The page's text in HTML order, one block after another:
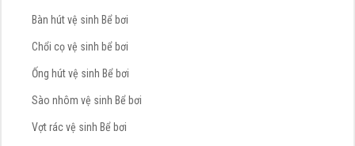
Bàn hút vệ sinh Bể bơi
Chổi cọ vệ sinh bể bơi
Ống hút vệ sinh Bể bơi
Sào nhôm vệ sinh Bể bơi
Vợt rác vệ sinh Bể bơi